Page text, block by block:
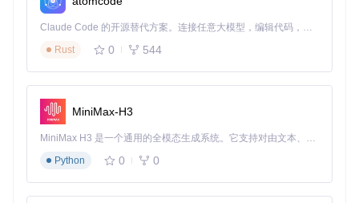
问题：不同设备和软件对歌词格式要求不同，转换格式操作复
要选择标准歌词格式或视频字幕格式，并支持编码设置确保特
殊字符正确显示。效果：格式转换成功率100%，支持UTF-8
等多种编码格式，兼容99%的音乐播放器和视频编辑软件。
适用哪些场景：真实应用案例
Claude Code 的开源替代方案。连接任意大模型，编辑代码，运行命令，自动验证 — 全自动执行。用 Rust 构建，极致性能。 ｜ An open-source alternative to Claude Code. Connect any LLM, edit code, run commands, and verify changes — autonomously. Built in Rust for speed. Get Started
Rust
0 544
MiniMax-H3
MiniMax H3 是一个通用的全模态生成系统。它支持对由文本、图像、视频和音频组成的多模态上下文进行统一理解，并能生成分辨率高达 2K、时长可达 15 秒的带原生立体声音频的视频。得益于面向任务泛化的系统设计，H3 在预训练阶段就已具备广泛的多模态上下文理解与生成能力，能够出色地执行复杂的多模态指令。
Python
0 0